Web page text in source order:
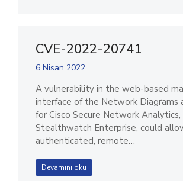
CVE-2022-20741
6 Nisan 2022
A vulnerability in the web-based
interface of the Network Diagrams
for Cisco Secure Network
Stealthwatch Enterprise, could
authenticated, remote…
Devamını oku